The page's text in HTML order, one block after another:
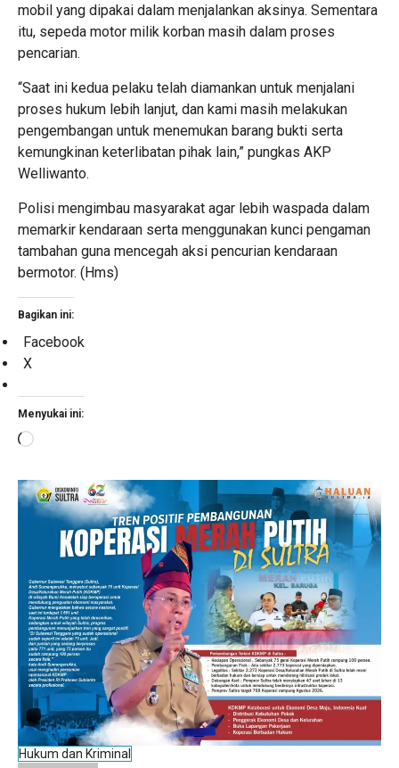
mobil yang dipakai dalam menjalankan aksinya. Sementara
itu, sepeda motor milik korban masih dalam proses
pencarian.
“Saat ini kedua pelaku telah diamankan untuk menjalani
proses hukum lebih lanjut, dan kami masih melakukan
pengembangan untuk menemukan barang bukti serta
kemungkinan keterlibatan pihak lain,” pungkas AKP
Welliwanto.
Polisi mengimbau masyarakat agar lebih waspada dalam
memarkir kendaraan serta menggunakan kunci pengaman
tambahan guna mencegah aksi pencurian kendaraan
bermotor. (Hms)
Bagikan ini:
Facebook
X
Menyukai ini:
Memuat...
Hukum dan Kriminal